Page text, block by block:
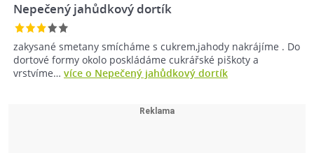
Nepečený jahůdkový dortík
zakysané smetany smícháme s cukrem,jahody nakrájíme . Do
dortové formy okolo poskládáme cukrářské piškoty a
vrstvíme… více o Nepečený jahůdkový dortík